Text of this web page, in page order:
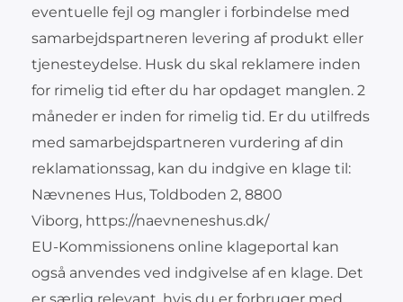
eventuelle fejl og mangler i forbindelse med
samarbejdspartneren levering af produkt eller
tjenesteydelse. Husk du skal reklamere inden
for rimelig tid efter du har opdaget manglen. 2
måneder er inden for rimelig tid. Er du utilfreds
med samarbejdspartneren vurdering af din
reklamationssag, kan du indgive en klage til:
Nævnenes Hus, Toldboden 2, 8800
Viborg, https://naevneneshus.dk/
EU-Kommissionens online klageportal kan
også anvendes ved indgivelse af en klage. Det